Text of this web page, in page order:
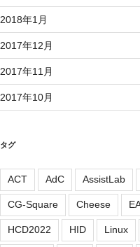
2018年1月
2017年12月
2017年11月
2017年10月
タグ
ACT AdC AssistLab
CG-Square Cheese
HCD2022 HID Linux